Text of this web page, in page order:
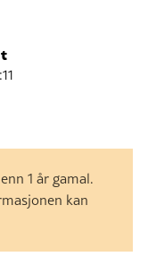
1 år gamal.
kan